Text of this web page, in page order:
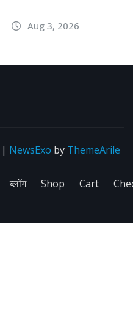
Aug 3, 2026
| NewsExo by ThemeArile
ब्लॉग Shop Cart